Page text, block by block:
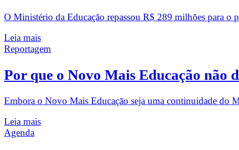
O Ministério da Educação repassou R$ 289 milhões para o
Leia mais
Reportagem
Por que o Novo Mais Educação não
Embora o Novo Mais Educação seja uma continuidade do
Leia mais
Agenda